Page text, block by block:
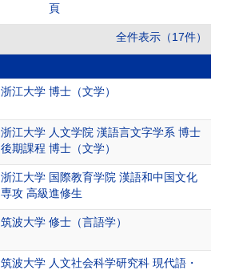
頁
全件表示（17件）
浙江大学 博士（文学）
浙江大学 人文学院 漢語言文字学系 博士
後期課程 博士（文学）
浙江大学 国際教育学院 漢語和中国文化
専攻 高級進修生
筑波大学 修士（言語学）
筑波大学 人文社会科学研究科 現代語・